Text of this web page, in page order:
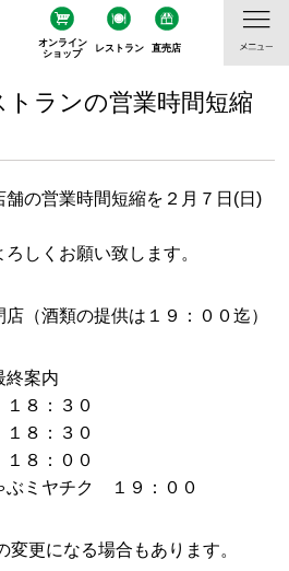
オンライン
ショップ
レストラン 直売店
トランの営業時間短縮
の営業時間短縮を２月７日(日)
しくお願い致します。
（酒類の提供は１９：００迄）
終案内
８：３０
８：３０
８：００
ぶミヤチク １９：００
更になる場合もあります。